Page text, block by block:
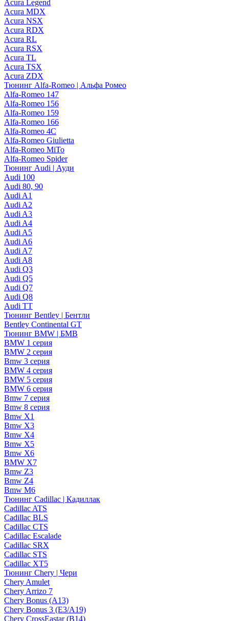
Acura Legend
Acura MDX
Acura NSX
Acura RDX
Acura RL
Acura RSX
Acura TL
Acura TSX
Acura ZDX
Тюнинг Alfa-Romeo | Альфа Ромео
Alfa-Romeo 147
Alfa-Romeo 156
Alfa-Romeo 159
Alfa-Romeo 166
Alfa-Romeo 4C
Alfa-Romeo Giulietta
Alfa-Romeo MiTo
Alfa-Romeo Spider
Тюнинг Audi | Ауди
Audi 100
Audi 80, 90
Audi A1
Audi A2
Audi A3
Audi A4
Audi A5
Audi A6
Audi A7
Audi A8
Audi Q3
Audi Q5
Audi Q7
Audi Q8
Audi TT
Тюнинг Bentley | Бентли
Bentley Continental GT
Тюнинг BMW | БМВ
BMW 1 серия
BMW 2 серия
Bmw 3 серия
BMW 4 серия
BMW 5 серия
BMW 6 серия
Bmw 7 серия
Bmw 8 серия
Bmw X1
Bmw X3
Bmw X4
Bmw X5
Bmw X6
BMW X7
Bmw Z3
Bmw Z4
Bmw М6
Тюнинг Cadillac | Кадиллак
Cadillac ATS
Cadillac BLS
Cadillac CTS
Cadillac Escalade
Cadillac SRX
Cadillac STS
Cadillac XT5
Тюнинг Chery | Чери
Chery Amulet
Chery Arrizo 7
Chery Bonus (A13)
Chery Bonus 3 (E3/A19)
Chery CrossEastar (B14)